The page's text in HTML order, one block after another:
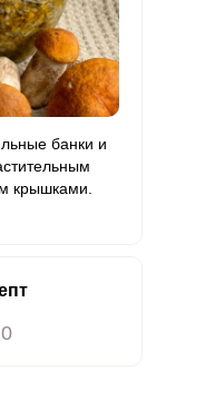
банки и
крышками.
0